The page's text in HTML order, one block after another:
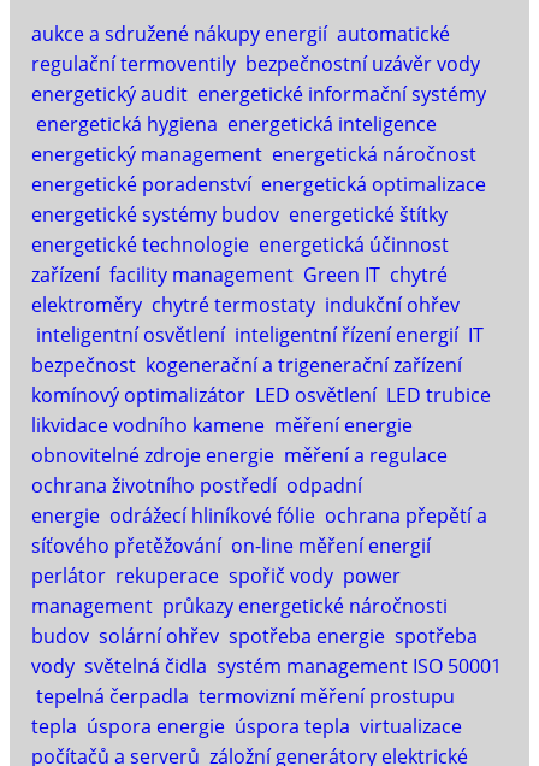
aukce a sdružené nákupy energií automatické
regulační termoventily bezpečnostní uzávěr vody
energetický audit energetické informační systémy
energetická hygiena energetická inteligence
energetický management energetická náročnost
energetické poradenství energetická optimalizace
energetické systémy budov energetické štítky
energetické technologie energetická účinnost
zařízení facility management Green IT chytré
elektroměry chytré termostaty indukční ohřev
inteligentní osvětlení inteligentní řízení energií IT
bezpečnost kogenerační a trigenerační zařízení
komínový optimalizátor LED osvětlení LED trubice
likvidace vodního kamene měření energie
obnovitelné zdroje energie měření a regulace
ochrana životního postředí odpadní
energie odrážecí hliníkové fólie ochrana přepětí a
síťového přetěžování on-line měření energií
perlátor rekuperace spořič vody power
management průkazy energetické náročnosti
budov solární ohřev spotřeba energie spotřeba
vody světelná čidla systém management ISO 50001
tepelná čerpadla termovizní měření prostupu
tepla úspora energie úspora tepla virtualizace
počítačů a serverů záložní generátory elektrické